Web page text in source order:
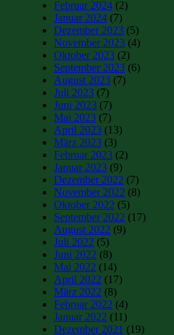
Februar 2024 (2)
Januar 2024 (7)
Dezember 2023 (5)
November 2023 (4)
Oktober 2023 (2)
September 2023 (6)
August 2023 (7)
Juli 2023 (7)
Juni 2023 (7)
Mai 2023 (7)
April 2023 (13)
März 2023 (3)
Februar 2023 (2)
Januar 2023 (9)
Dezember 2022 (7)
November 2022 (8)
Oktober 2022 (5)
September 2022 (17)
August 2022 (9)
Juli 2022 (5)
Juni 2022 (8)
Mai 2022 (14)
April 2022 (17)
März 2022 (8)
Februar 2022 (4)
Januar 2022 (11)
Dezember 2021 (19)